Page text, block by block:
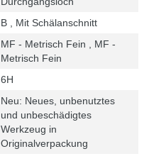
B , Mit Schälanschnitt
MF - Metrisch Fein , MF -
Metrisch Fein
6H
Neu: Neues, unbenutztes
und unbeschädigtes
Werkzeug in
Originalverpackung